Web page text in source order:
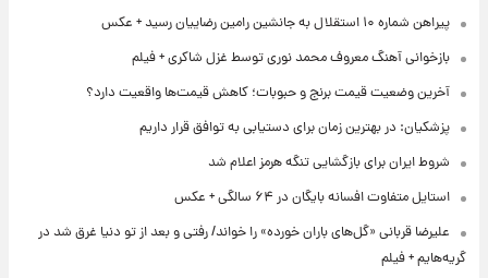
پیراهن شماره ۱۰ استقلال به جانشین رامین رضاییان رسید + عکس
بازخوانی آهنگ معروف محمد نوری توسط غزل شاکری + فیلم
آخرین وضعیت قیمت برنج و حبوبات؛ کاهش قیمت‌ها واقعیت دارد؟
پزشکیان: در بهترین زمان برای دستیابی به توافق قرار داریم
شروط ایران برای بازگشایی تنگه هرمز اعلام شد
استایل متفاوت افسانه بایگان در ۶۴ سالگی + عکس
علیرضا قربانی «گل‌های باران خورده» را خواند/ رفتی و بعد از تو دنیا غرق شد در
گریه‌هایم + فیلم